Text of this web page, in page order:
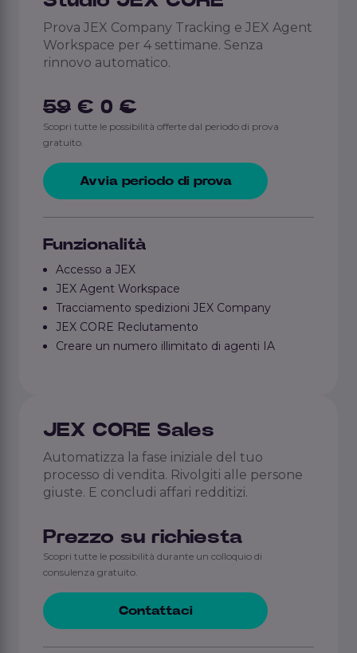
Prova JEX Company Tracking e JEX Agent
Workspace per 4 settimane. Senza
rinnovo automatico.
59 € 0 €
Scopri tutte le possibilità offerte dal periodo di prova
gratuito.
Avvia periodo di prova
Funzionalità
Accesso a JEX
JEX Agent Workspace
Tracciamento spedizioni JEX Company
JEX CORE Reclutamento
Creare un numero illimitato di agenti IA
JEX CORE Sales
Automatizza la fase iniziale del tuo
processo di vendita. Rivolgiti alle persone
giuste. E concludi affari redditizi.
Prezzo su richiesta
Scopri tutte le possibilità durante un colloquio di
consulenza gratuito.
Contattaci